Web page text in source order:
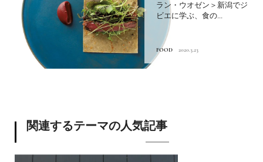
ラン・ウオゼン＞新潟でジ
ビエに学ぶ、食の...
FOOD 2020.3.23
関連するテーマの人気記事